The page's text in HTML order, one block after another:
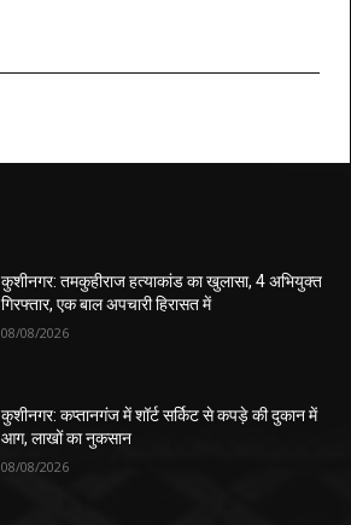
कुशीनगर: तमकुहीराज हत्याकांड का खुलासा, 4 अभियुक्त
गिरफ्तार, एक बाल अपचारी हिरासत में
08/08/2026
कुशीनगर: कप्तानगंज में शॉर्ट सर्किट से कपड़े की दुकान में
आग, लाखों का नुकसान
08/08/2026